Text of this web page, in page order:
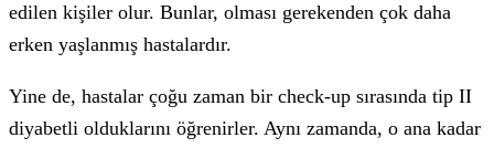
edilen kişiler olur. Bunlar, olması gerekenden çok daha
erken yaşlanmış hastalardır.
Yine de, hastalar çoğu zaman bir check-up sırasında tip II
diyabetli olduklarını öğrenirler. Aynı zamanda, o ana kadar